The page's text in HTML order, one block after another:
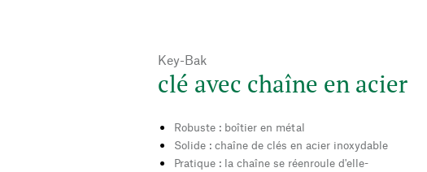
Key-Bak
clé avec chaîne en acier
Robuste : boîtier en métal
Solide : chaîne de clés en acier inoxydable
Pratique : la chaîne se réenroule d'elle-